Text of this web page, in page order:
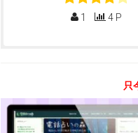
1 4 P
只